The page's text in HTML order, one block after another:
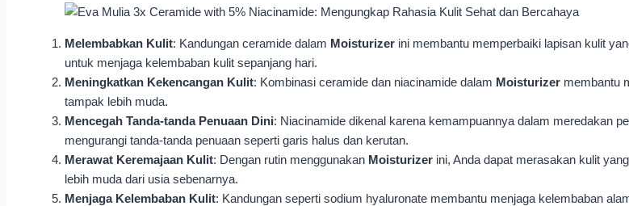
Melembabkan Kulit: Kandungan ceramide dalam Moisturizer ini membantu memperbaiki lapisan kulit
untuk menjaga kelembaban kulit sepanjang hari.
Meningkatkan Kekencangan Kulit: Kombinasi ceramide dan niacinamide dalam Moisturizer membantu
tampak lebih muda.
Mencegah Tanda-tanda Penuaan Dini: Niacinamide dikenal karena kemampuannya dalam meredakan
mengurangi tanda-tanda penuaan seperti garis halus dan kerutan.
Merawat Keremajaan Kulit: Dengan rutin menggunakan Moisturizer ini, Anda dapat merasakan kulit
lebih muda dari usia sebenarnya.
Menjaga Kelembaban Kulit: Kandungan seperti sodium hyaluronate membantu menjaga kelembaban